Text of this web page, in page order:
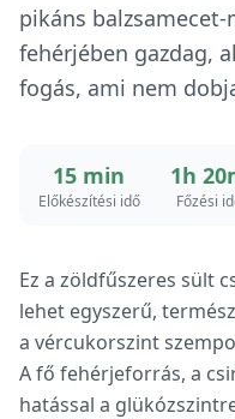
pikáns balzsamecet-
fehérjében gazdag,
fogás, ami nem
15 min
Előkészítési idő
1h
Főzési
Ez a zöldfűszeres sült
lehet egyszerű,
a vércukorszint
A fő fehérjeforrás, a
hatással a